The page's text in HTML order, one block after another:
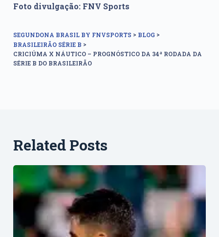
Foto divulgação: FNV Sports
SEGUNDONA BRASIL BY FNVSPORTS > BLOG >
BRASILEIRÃO SÉRIE B >
CRICIÚMA X NÁUTICO – PROGNÓSTICO DA 34ª RODADA DA
SÉRIE B DO BRASILEIRÃO
Related Posts